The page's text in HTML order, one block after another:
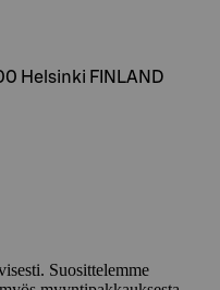
Helsinki FINLAND
Suosittelemme